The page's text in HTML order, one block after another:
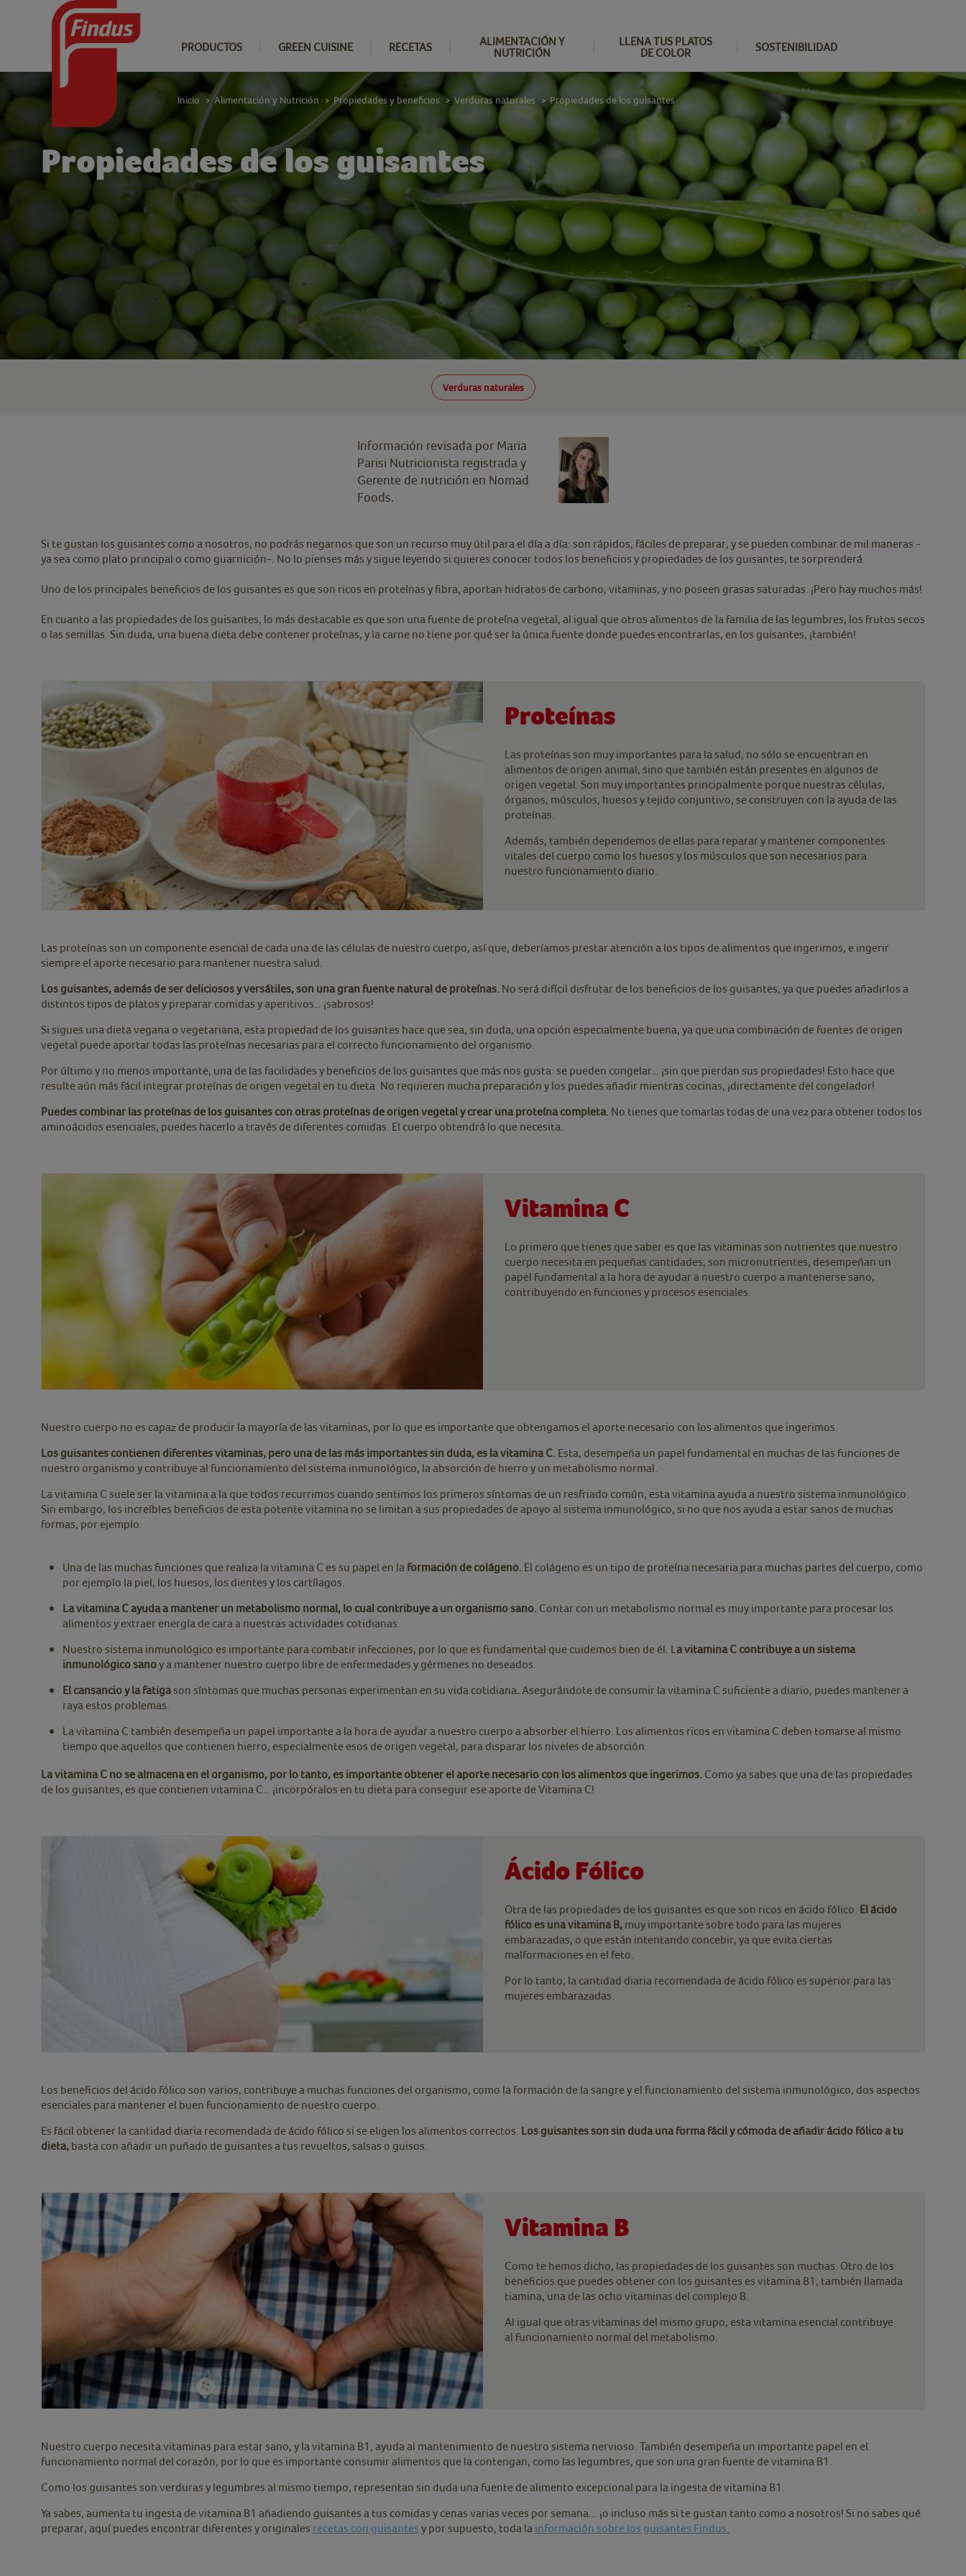
PRODUCTOS GREEN CUISINE RECETAS
ALIMENTACIÓN Y
NUTRICIÓN
LLENA TUS PLATOS
DE COLOR
SOSTENIBILIDAD
Propiedades de los guisantes
Verduras naturales
Inicio > Alimentación y Nutrición > Propiedades y beneficios > Verduras naturales > Propiedades de los guisantes
Información revisada por Maria
Parisi Nutricionista registrada y
Gerente de nutrición en Nomad
Foods.
Si te gustan los guisantes como a nosotros, no podrás negarnos que son un recurso muy útil para el día a día: son rápidos, fáciles de preparar, y se pueden combinar de mil maneras -
ya sea como plato principal o como guarnición-. No lo pienses más y sigue leyendo si quieres conocer todos los beneficios y propiedades de los guisantes, te sorprenderá.
Uno de los principales beneficios de los guisantes es que son ricos en proteínas y fibra, aportan hidratos de carbono, vitaminas, y no poseen grasas saturadas. ¡Pero hay muchos más!
En cuanto a las propiedades de los guisantes, lo más destacable es que son una fuente de proteína vegetal, al igual que otros alimentos de la familia de las legumbres, los frutos secos
o las semillas. Sin duda, una buena dieta debe contener proteínas, y la carne no tiene por qué ser la única fuente donde puedes encontrarlas, en los guisantes, ¡también!
Proteínas
Las proteínas son muy importantes para la salud, no sólo se encuentran en
alimentos de origen animal, sino que también están presentes en algunos de
origen vegetal. Son muy importantes principalmente porque nuestras células,
órganos, músculos, huesos y tejido conjuntivo, se construyen con la ayuda de las
proteínas.
Además, también dependemos de ellas para reparar y mantener componentes
vitales del cuerpo como los huesos y los músculos que son necesarios para
nuestro funcionamiento diario.
Las proteínas son un componente esencial de cada una de las células de nuestro cuerpo, así que, deberíamos prestar atención a los tipos de alimentos que ingerimos, e ingerir
siempre el aporte necesario para mantener nuestra salud.
Los guisantes, además de ser deliciosos y versátiles, son una gran fuente natural de proteínas. No será difícil disfrutar de los beneficios de los guisantes, ya que puedes añadirlos a
distintos tipos de platos y preparar comidas y aperitivos… ¡sabrosos!
Si sigues una dieta vegana o vegetariana, esta propiedad de los guisantes hace que sea, sin duda, una opción especialmente buena, ya que una combinación de fuentes de origen
vegetal puede aportar todas las proteínas necesarias para el correcto funcionamiento del organismo.
Por último y no menos importante, una de las facilidades y beneficios de los guisantes que más nos gusta: se pueden congelar… ¡sin que pierdan sus propiedades! Esto hace que
resulte aún más fácil integrar proteínas de origen vegetal en tu dieta. No requieren mucha preparación y los puedes añadir mientras cocinas, ¡directamente del congelador!
Puedes combinar las proteínas de los guisantes con otras proteínas de origen vegetal y crear una proteína completa. No tienes que tomarlas todas de una vez para obtener todos los
aminoácidos esenciales, puedes hacerlo a través de diferentes comidas. El cuerpo obtendrá lo que necesita.
Vitamina C
Lo primero que tienes que saber es que las vitaminas son nutrientes que nuestro
cuerpo necesita en pequeñas cantidades, son micronutrientes, desempeñan un
papel fundamental a la hora de ayudar a nuestro cuerpo a mantenerse sano,
contribuyendo en funciones y procesos esenciales.
Nuestro cuerpo no es capaz de producir la mayoría de las vitaminas, por lo que es importante que obtengamos el aporte necesario con los alimentos que ingerimos.
Los guisantes contienen diferentes vitaminas, pero una de las más importantes sin duda, es la vitamina C. Esta, desempeña un papel fundamental en muchas de las funciones de
nuestro organismo y contribuye al funcionamiento del sistema inmunológico, la absorción de hierro y un metabolismo normal.
La vitamina C suele ser la vitamina a la que todos recurrimos cuando sentimos los primeros síntomas de un resfriado común, esta vitamina ayuda a nuestro sistema inmunológico.
Sin embargo, los increíbles beneficios de esta potente vitamina no se limitan a sus propiedades de apoyo al sistema inmunológico, si no que nos ayuda a estar sanos de muchas
formas, por ejemplo:
Una de las muchas funciones que realiza la vitamina C es su papel en la formación de colágeno. El colágeno es un tipo de proteína necesaria para muchas partes del cuerpo, como
por ejemplo la piel, los huesos, los dientes y los cartílagos.
La vitamina C ayuda a mantener un metabolismo normal, lo cual contribuye a un organismo sano. Contar con un metabolismo normal es muy importante para procesar los
alimentos y extraer energía de cara a nuestras actividades cotidianas.
Nuestro sistema inmunológico es importante para combatir infecciones, por lo que es fundamental que cuidemos bien de él. L a vitamina C contribuye a un sistema
inmunológico sanoy a mantener nuestro cuerpo libre de enfermedades y gérmenes no deseados.
El cansancio y la fatigason síntomas que muchas personas experimentan en su vida cotidiana. Asegurándote de consumir la vitamina C suficiente a diario, puedes mantener a
raya estos problemas.
La vitamina C también desempeña un papel importante a la hora de ayudar a nuestro cuerpo a absorber el hierro. Los alimentos ricos en vitamina C deben tomarse al mismo
tiempo que aquellos que contienen hierro, especialmente esos de origen vegetal, para disparar los niveles de absorción.
La vitamina C no se almacena en el organismo, por lo tanto, es importante obtener el aporte necesario con los alimentos que ingerimos. Como ya sabes que una de las propiedades
de los guisantes, es que contienen vitamina C… ¡incorpóralos en tu dieta para conseguir ese aporte de Vitamina C!
Ácido Fólico
Otra de las propiedades de los guisantes es que son ricos en ácido fólico. El ácido
fólico es una vitamina B, muy importante sobre todo para las mujeres
embarazadas, o que están intentando concebir, ya que evita ciertas
malformaciones en el feto.
Por lo tanto, la cantidad diaria recomendada de ácido fólico es superior para las
mujeres embarazadas.
Los beneficios del ácido fólico son varios, contribuye a muchas funciones del organismo, como la formación de la sangre y el funcionamiento del sistema inmunológico, dos aspectos
esenciales para mantener el buen funcionamiento de nuestro cuerpo.
Es fácil obtener la cantidad diaria recomendada de ácido fólico si se eligen los alimentos correctos. Los guisantes son sin duda una forma fácil y cómoda de añadir ácido fólico a tu
dieta, basta con añadir un puñado de guisantes a tus revueltos, salsas o guisos.
Vitamina B
Como te hemos dicho, las propiedades de los guisantes son muchas. Otro de los
beneficios que puedes obtener con los guisantes es vitamina B1, también llamada
tiamina, una de las ocho vitaminas del complejo B.
Al igual que otras vitaminas del mismo grupo, esta vitamina esencial contribuye
al funcionamiento normal del metabolismo.
Nuestro cuerpo necesita vitaminas para estar sano, y la vitamina B1, ayuda al mantenimiento de nuestro sistema nervioso. También desempeña un importante papel en el
funcionamiento normal del corazón, por lo que es importante consumir alimentos que la contengan, como las legumbres, que son una gran fuente de vitamina B1.
Como los guisantes son verduras y legumbres al mismo tiempo, representan sin duda una fuente de alimento excepcional para la ingesta de vitamina B1.
Ya sabes, aumenta tu ingesta de vitamina B1 añadiendo guisantes a tus comidas y cenas varias veces por semana... ¡o incluso más si te gustan tanto como a nosotros! Si no sabes qué
preparar, aquí puedes encontrar diferentes y originales recetas con guisantes y por supuesto, toda la información sobre los guisantes Findus.